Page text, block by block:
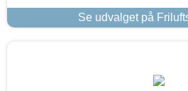
Se udvalget på